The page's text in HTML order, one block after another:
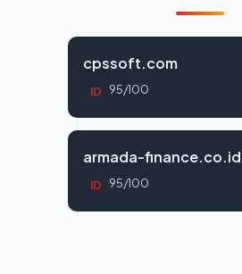
cpssoft.com
ID 95/100
armada-finance.co.id
ID 95/100